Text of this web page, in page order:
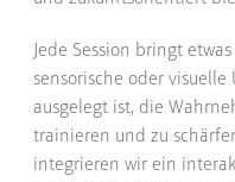
Jede Session bringt
sensorische oder
ausgelegt ist, die
trainieren und zu
integrieren wir ein